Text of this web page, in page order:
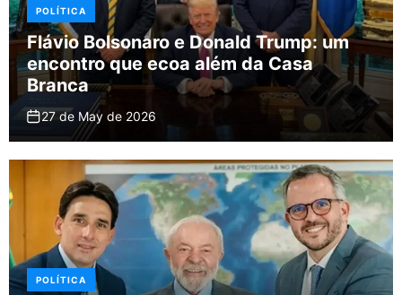
POLÍTICA
Flávio Bolsonaro e Donald Trump: um
encontro que ecoa além da Casa
Branca
27 de May de 2026
POLÍTICA